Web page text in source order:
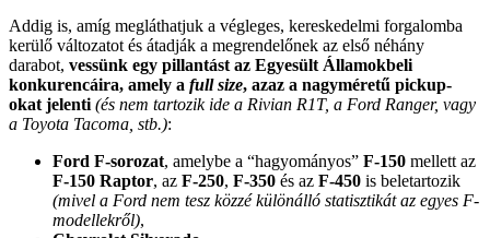
Addig is, amíg megláthatjuk a végleges, kereskedelmi forgalomba
kerülő változatot és átadják a megrendelőnek az első néhány
darabot, vessünk egy pillantást az Egyesült Államokbeli
konkurencáira, amely a full size, azaz a nagyméretű pickup-
okat jelenti (és nem tartozik ide a Rivian R1T, a Ford Ranger, vagy
a Toyota Tacoma, stb.):
Ford F-sorozat, amelybe a “hagyományos” F-150 mellett az
F-150 Raptor, az F-250, F-350 és az F-450 is beletartozik
(mivel a Ford nem tesz közzé különálló statisztikát az egyes F-
modellekről),